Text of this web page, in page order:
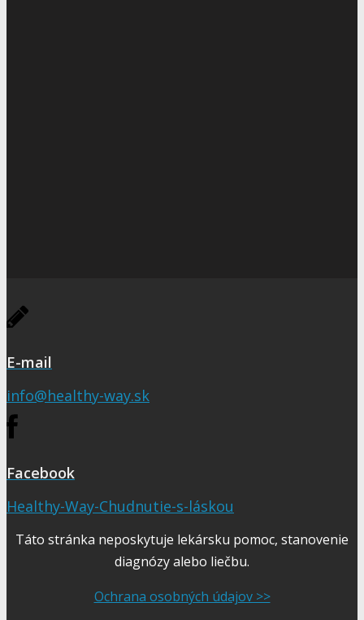
E-mail
info@healthy-way.sk
Facebook
Healthy-Way-Chudnutie-s-láskou
Táto stránka neposkytuje lekársku pomoc, stanovenie
diagnózy alebo liečbu.
Ochrana osobných údajov >>